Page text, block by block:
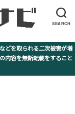
SEARCH
どを取られる二次被害が増
容を無断転載をすること